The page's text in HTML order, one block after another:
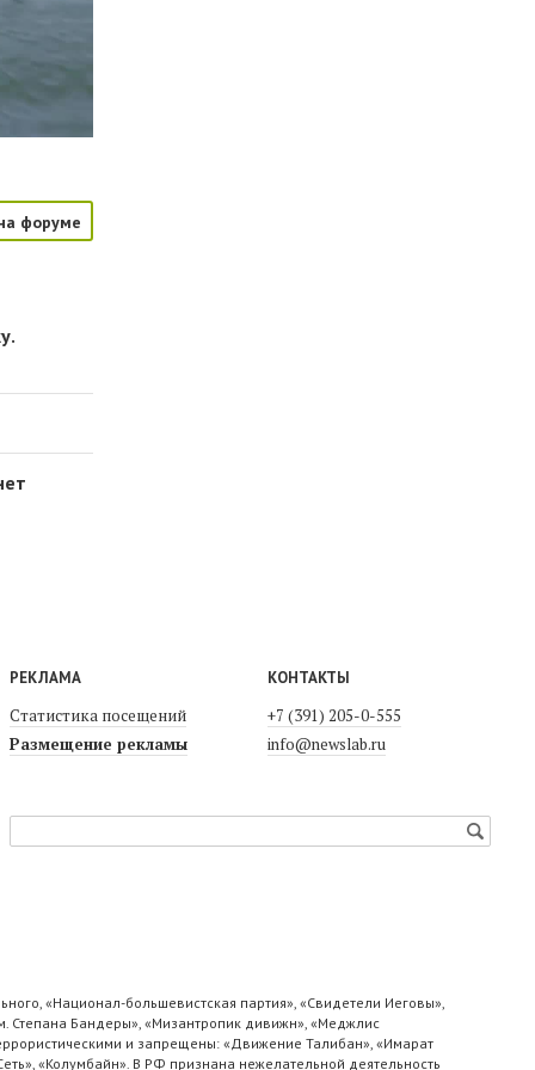
форуме
РЕКЛАМА
Статистика посещений
Размещение рекламы
КОНТАКТЫ
+7 (391) 205-0-555
info@newslab.ru
«Национал-большевистская партия», «Свидетели Иеговы»,
Степана Бандеры», «Мизантропик дивижн», «Меджлис
и запрещены: «Движение Талибан», «Имарат
«Колумбайн». В РФ признана нежелательной деятельность